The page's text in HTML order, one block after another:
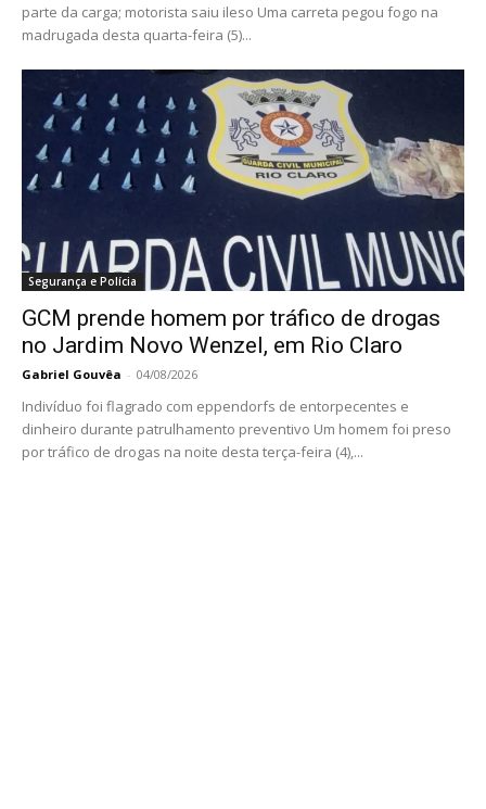
parte da carga; motorista saiu ileso Uma carreta pegou fogo na
madrugada desta quarta-feira (5)...
Segurança e Polícia
GCM prende homem por tráfico de drogas
no Jardim Novo Wenzel, em Rio Claro
Gabriel Gouvêa - 04/08/2026
Indivíduo foi flagrado com eppendorfs de entorpecentes e
dinheiro durante patrulhamento preventivo Um homem foi preso
por tráfico de drogas na noite desta terça-feira (4),...